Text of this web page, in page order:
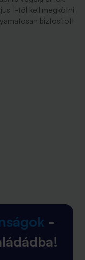
1-től kell megkötni
biztosított
-